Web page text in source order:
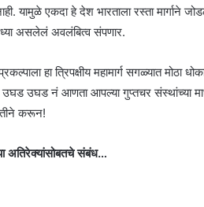
यामुळे एकदा हे देश भारताला रस्ता मार्गाने
असलेलं अवलंबित्व संपणार.
हा त्रिपक्षीय महामार्ग सगळ्यात मोठा
उघड नं आणता आपल्या गुप्तचर संस्थांच्या
करून!
अतिरेक्यांसोबतचे संबंध…